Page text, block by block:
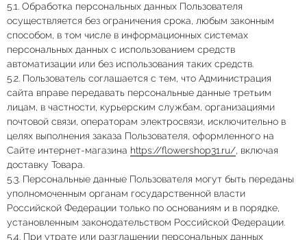
5.1. Обработка персональных данных Пользователя
осуществляется без ограничения срока, любым законным
способом, в том числе в информационных системах
персональных данных с использованием средств
автоматизации или без использования таких средств.
5.2. Пользователь соглашается с тем, что Администрация
сайта вправе передавать персональные данные третьим
лицам, в частности, курьерским службам, организациями
почтовой связи, операторам электросвязи, исключительно в
целях выполнения заказа Пользователя, оформленного на
Сайте интернет-магазина https://flowershop31.ru/, включая
доставку Товара.
5.3. Персональные данные Пользователя могут быть переданы
уполномоченным органам государственной власти
Российской Федерации только по основаниям и в порядке,
установленным законодательством Российской Федерации.
5.4. При утрате или разглашении персональных данных